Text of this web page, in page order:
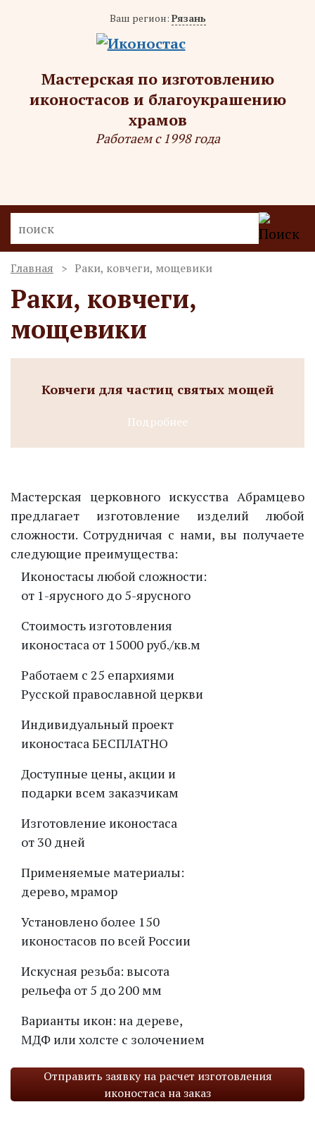
Ваш регион: Рязань
Мастерская по изготовлению
иконостасов и благоукрашению
храмов
Работаем с 1998 года
Главная Раки, ковчеги, мощевики
Раки, ковчеги,
мощевики
Ковчеги для частиц святых мощей
Подробнее
Мастерская церковного искусства Абрамцево
предлагает изготовление изделий любой
сложности. Сотрудничая с нами, вы получаете
следующие преимущества:
Иконостасы любой сложности:
от 1-ярусного до 5-ярусного
Стоимость изготовления
иконостаса от 15000 руб./кв.м
Работаем с 25 епархиями
Русской православной церкви
Индивидуальный проект
иконостаса БЕСПЛАТНО
Доступные цены, акции и
подарки всем заказчикам
Изготовление иконостаса
от 30 дней
Применяемые материалы:
дерево, мрамор
Установлено более 150
иконостасов по всей России
Искусная резьба: высота
рельефа от 5 до 200 мм
Варианты икон: на дереве,
МДФ или холсте с золочением
Отправить заявку на расчет изготовления
иконостаса на заказ